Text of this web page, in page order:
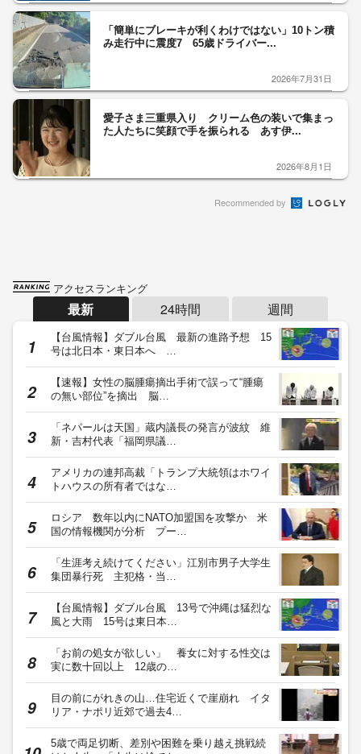
「簡単にブレーキが利くわけではない」10トン積
み走行中に震度7 65歳ドライバー...
2026年7月31日
愛子さま三重県入り クリーム色の装いで集まっ
た人たちに笑顔で手を振られる あす伊...
2026年8月1日
Recommended by
アクセスランキング
最新 24時間 週間
【台風情報】ダブル台風 最新の進路予想 15
号は北日本・東日本へ …
【速報】女性の脳腫瘍摘出手術で誤って“腫瘍
の無い部位”を摘出 脳…
「ネパールは天国」蔵内議長の発言が波紋 維
新・吉村代表「福岡県議…
アメリカの連邦高裁「トランプ大統領はホワイ
トハウスの所有者ではな…
ロシア 数年以内にNATO加盟国を攻撃か 米
国の情報機関が分析 プー…
「生涯考え続けてください」江別市男子大学生
集団暴行死 主犯格・当…
【台風情報】ダブル台風 13号で沖縄は猛烈な
風と大雨 15号は東日本…
「お前の処女が欲しい」 養女に対する性交は
実に数十回以上 12歳の…
目の前にがれきの山…住宅近くで崖崩れ イタ
リア・ナポリ近郊で過去4…
5歳で両足切断、差別や困難を乗り越え挑戦続